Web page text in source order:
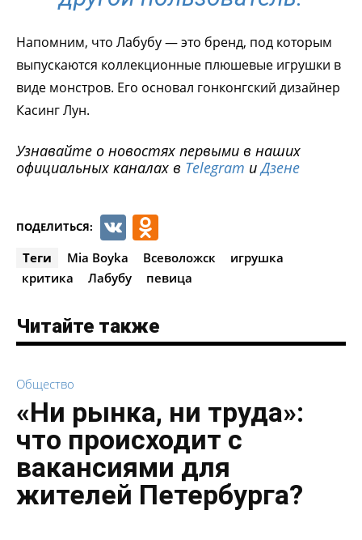
Напомним, что Лабубу — это бренд, под которым
выпускаются коллекционные плюшевые игрушки в
виде монстров. Его основал гонконгский дизайнер
Касинг Лун.
Узнавайте о новостях первыми в наших
официальных каналах в Telegram иДзене
ПОДЕЛИТЬСЯ: VK
Теги Mia Boyka Всеволожск
игрушка
критика
Лабубу певица
Читайте также
Общество
«Ни рынка, ни труда»:
что происходит с
вакансиями для
жителей Петербурга?